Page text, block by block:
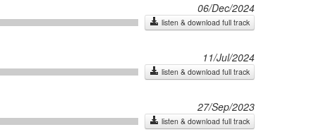
06/Dec/2024
listen & download full track
11/Jul/2024
listen & download full track
27/Sep/2023
listen & download full track